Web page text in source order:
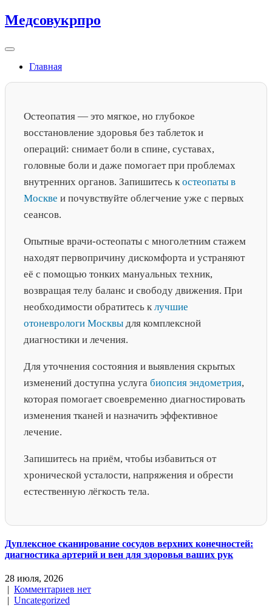
Skip
to
Медсовукрпро
Главная
Остеопатия — это мягкое, но глубокое
восстановление здоровья без таблеток и
операций: снимает боли в спине, суставах,
головные боли и даже помогает при проблемах
внутренних органов. Запишитесь костеопаты в
Москве и почувствуйте облегчение уже с первых
сеансов.
Опытные врачи-остеопаты с многолетним стажем
находят первопричину дискомфорта и устраняют
её с помощью тонких мануальных техник,
возвращая телу баланс и свободу движения. При
необходимости обратитесь клучшие
отоневрологи Москвы для комплексной
диагностики и лечения.
Для уточнения состояния и выявления скрытых
изменений доступна услуга биопсия эндометрия,
которая помогает своевременно диагностировать
изменения тканей и назначить эффективное
лечение.
Запишитесь на приём, чтобы избавиться от
хронической усталости, напряжения и обрести
естественную лёгкость тела.
Дуплексное сканирование сосудов верхних конечностей:
диагностика артерий и вен для здоровья ваших рук
28 июля, 2026
| Комментариев нет
| Uncategorized